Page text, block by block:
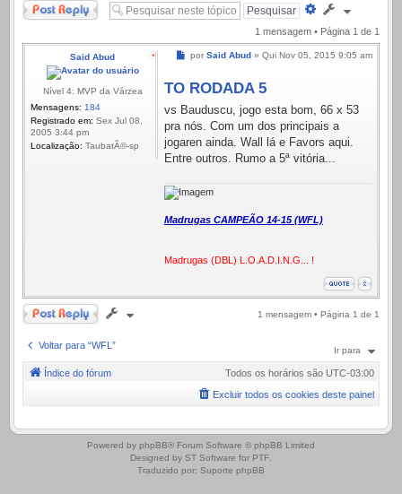
Responder
Pesquisa
avançada
1 mensagem • Página 1 de 1
Said Abud
Nível 4: MVP da Várzea
Mensagens: 184
Registrado em: Sex Jul 08,
2005 3:44 pm
Localização: TaubatÃ©-sp
Mensagem
por Said Abud » Qui Nov 05, 2015 9:05 am
TO RODADA 5
vs Bauduscu, jogo esta bom, 66 x 53
pra nós. Com um dos principais a
jogaren ainda. Wall lá e Favors aqui.
Entre outros. Rumo a 5ª vitória...
Madrugas CAMPEÃO 14-15 (WFL)
Madrugas (DBL) L.O.A.D.I.N.G... !
Responder 1 mensagem • Página 1 de 1
Voltar para “WFL” Ir para
Índice do fórum Todos os horários são UTC-03:00
Excluir todos os cookies deste painel
.
Powered by phpBB® Forum Software © phpBB Limited
Designed by ST Software for PTF.
Traduzido por: Suporte phpBB